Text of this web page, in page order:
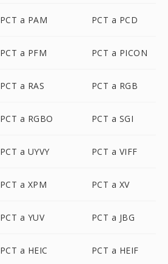
PCT a PAM PCT a PCD
PCT a PFM PCT a PICON
PCT a RAS PCT a RGB
PCT a RGBO PCT a SGI
PCT a UYVY PCT a VIFF
PCT a XPM PCT a XV
PCT a YUV PCT a JBG
PCT a HEIC PCT a HEIF